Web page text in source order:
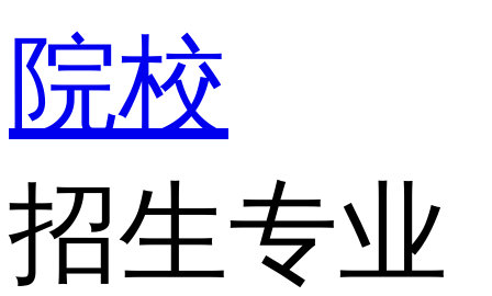
院校
招生专业